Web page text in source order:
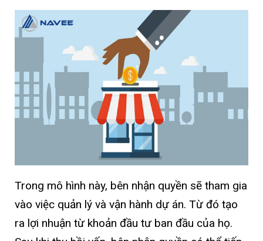
Trong mô hình này, bên nhận quyền sẽ tham gia
vào việc quản lý và vận hành dự án. Từ đó tạo
ra lợi nhuận từ khoản đầu tư ban đầu của họ.